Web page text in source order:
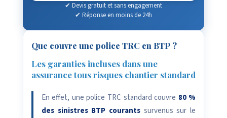
✔ Devis gratuit et sans engagement
✔ Réponse en moins de 24h
Que couvre une police TRC en BTP ?
Les garanties incluses dans une
assurance tous risques chantier standard
En effet, une police TRC standard couvre 80 %
des sinistres BTP courants survenus sur le